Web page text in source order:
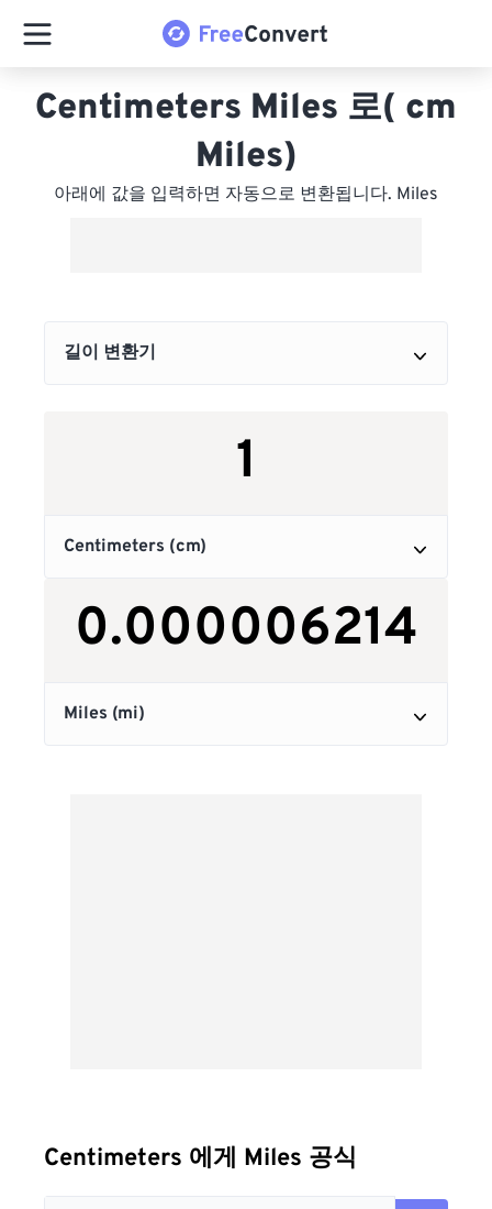
Centimeters Miles 로( cm
Miles)
아래에 값을 입력하면 자동으로 변환됩니다. Miles
Centimeters 에게 Miles 공식